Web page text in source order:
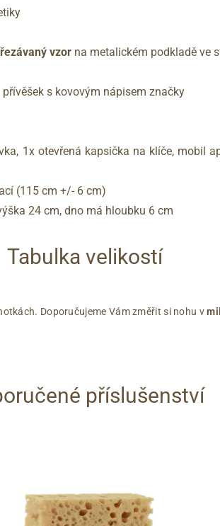
vzor na metalickém podkladě ve
s kovovým nápisem značky
1x otevřená kapsička na klíče, mobil
(115 cm +/- 6 cm)
24 cm, dno má hloubku 6 cm
Tabulka velikostí
Doporučujeme Vám změřit si nohu v
příslušenství